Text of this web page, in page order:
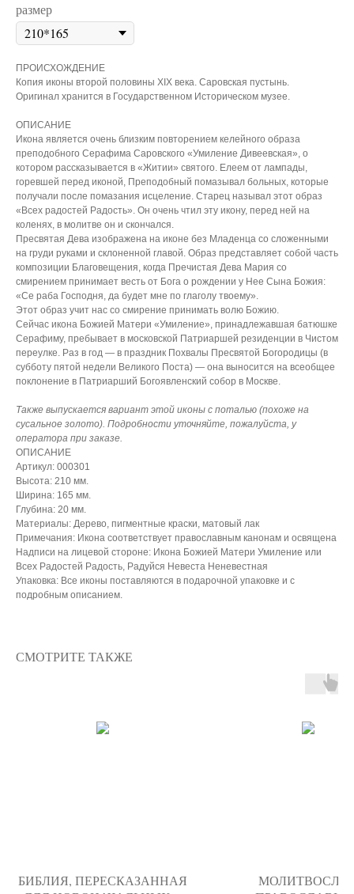
размер
ПРОИСХОЖДЕНИЕ
Копия иконы второй половины XIX века. Саровская пустынь.
Оригинал хранится в Государственном Историческом музее.
ОПИСАНИЕ
Икона является очень близким повторением келейного образа
преподобного Серафима Саровского «Умиление Дивеевская», о
котором рассказывается в «Житии» святого. Елеем от лампады,
горевшей перед иконой, Преподобный помазывал больных, которые
получали после помазания исцеление. Старец называл этот образ
«Всех радостей Радость». Он очень чтил эту икону, перед ней на
коленях, в молитве он и скончался.
Пресвятая Дева изображена на иконе без Младенца со сложенными
на груди руками и склоненной главой. Образ представляет собой часть
композиции Благовещения, когда Пречистая Дева Мария со
смирением принимает весть от Бога о рождении у Нее Сына Божия:
«Се раба Господня, да будет мне по глаголу твоему».
Этот образ учит нас со смирение принимать волю Божию.
Сейчас икона Божией Матери «Умиление», принадлежавшая батюшке
Серафиму, пребывает в московской Патриаршей резиденции в Чистом
переулке. Раз в год — в праздник Похвалы Пресвятой Богородицы (в
субботу пятой недели Великого Поста) — она выносится на всеобщее
поклонение в Патриарший Богоявленский собор в Москве.
Также выпускается вариант этой иконы с поталью (похоже на
сусальное золото). Подробности уточняйте, пожалуйста, у
оператора при заказе.
ОПИСАНИЕ
Артикул: 000301
Высота: 210 мм.
Ширина: 165 мм.
Глубина: 20 мм.
Материалы: Дерево, пигментные краски, матовый лак
Примечания: Икона соответствует православным канонам и освящена
Надписи на лицевой стороне: Икона Божией Матери Умиление или
Всех Радостей Радость, Радуйся Невеста Неневестная
Упаковка: Все иконы поставляются в подарочной упаковке и с
подробным описанием.
СМОТРИТЕ ТАКЖЕ
БИБЛИЯ, ПЕРЕСКАЗАННАЯ